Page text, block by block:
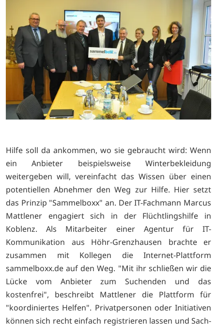
Hilfe soll da ankommen, wo sie gebraucht wird: Wenn
ein Anbieter beispielsweise Winterbekleidung
weitergeben will, vereinfacht das Wissen über einen
potentiellen Abnehmer den Weg zur Hilfe. Hier setzt
das Prinzip "Sammelboxx" an. Der IT-Fachmann Marcus
Mattlener engagiert sich in der Flüchtlingshilfe in
Koblenz. Als Mitarbeiter einer Agentur für IT-
Kommunikation aus Höhr-Grenzhausen brachte er
zusammen mit Kollegen die Internet-Plattform
sammelboxx.de auf den Weg. "Mit ihr schließen wir die
Lücke vom Anbieter zum Suchenden und das
kostenfrei", beschreibt Mattlener die Plattform für
"koordiniertes Helfen". Privatpersonen oder Initiativen
können sich recht einfach registrieren lassen und Sach-